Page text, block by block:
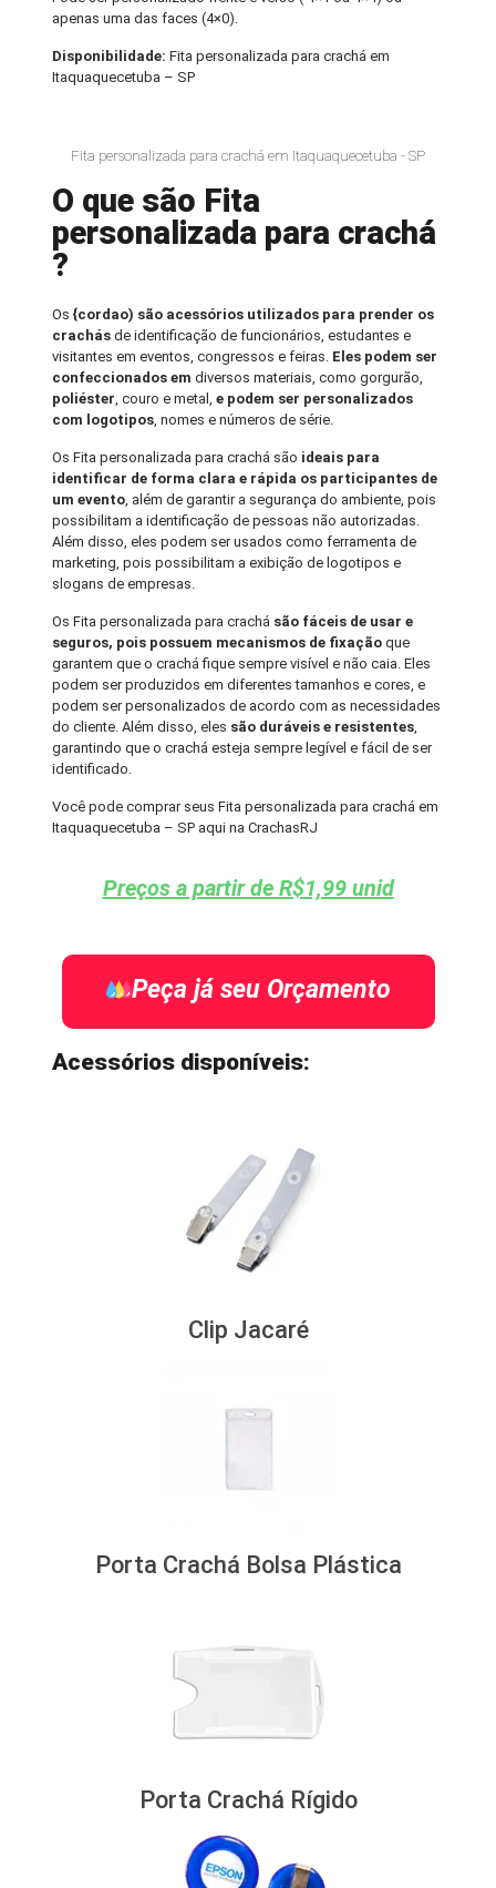
apenas uma das faces (4×0).
Disponibilidade:Fita personalizada para crachá em
Itaquaquecetuba – SP
Fita personalizada para crachá em Itaquaquecetuba - SP
O que são Fita
personalizada para crachá
?
Os {cordao) são acessórios utilizados para prender os
crachás de identificação de funcionários, estudantes e
visitantes em eventos, congressos e feiras. Eles podem ser
confeccionados emdiversos materiais, como gorgurão,
poliéster, couro e metal,e podem ser personalizados
com logotipos, nomes e números de série.
Os Fita personalizada para crachá são ideais para
identificar de forma clara e rápida os participantes de
um evento, além de garantir a segurança do ambiente, pois
possibilitam a identificação de pessoas não autorizadas.
Além disso, eles podem ser usados como ferramenta de
marketing, pois possibilitam a exibição de logotipos e
slogans de empresas.
Os Fita personalizada para crachá são fáceis de usar e
seguros, pois possuem mecanismos de fixação que
garantem que o crachá fique sempre visível e não caia. Eles
podem ser produzidos em diferentes tamanhos e cores, e
podem ser personalizados de acordo com as necessidades
do cliente. Além disso, eles são duráveis e resistentes,
garantindo que o crachá esteja sempre legível e fácil de ser
identificado.
Você pode comprar seus Fita personalizada para crachá em
Itaquaquecetuba – SP aqui na CrachasRJ
Preços a partir de R$1,99 unid
Peça já seu Orçamento
Acessórios disponíveis:
Clip Jacaré
Porta Crachá Bolsa Plástica
Porta Crachá Rígido